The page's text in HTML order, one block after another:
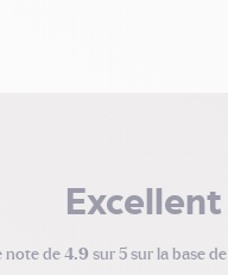
Excellent
note de 4.9 sur 5 sur la base de